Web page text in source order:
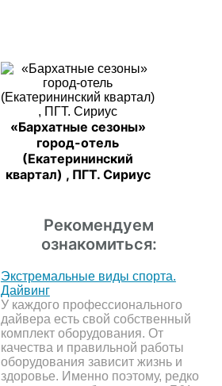
«Бархатные сезоны»
город-отель
(Екатерининский
квартал) , ПГТ. Сириус
Рекомендуем
ознакомиться:
Экстремальные виды спорта.
Дайвинг
У каждого профессионального
дайвера есть свой собственный
комплект оборудования. От
качества и правильной работы
оборудования зависит жизнь и
здоровье. Именно поэтому, редко